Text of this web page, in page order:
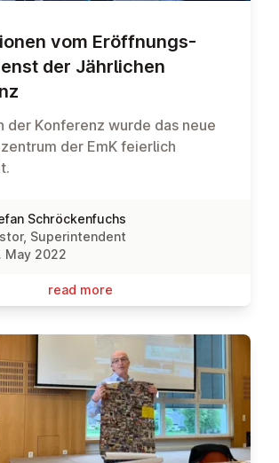
vom Er­öffnungs­
der Jähr­lichen
der Konferenz wurde das neue
der EmK feierlich
Schröckenfuchs
Superintendent
May 2022
read more